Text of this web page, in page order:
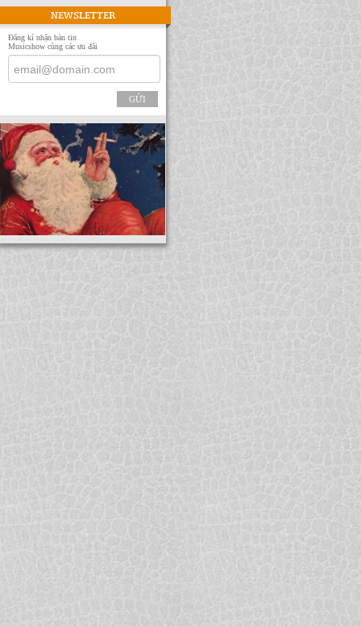
NEWSLETTER
Đăng kí nhận bản tin
Musicshow cùng các ưu đãi
GỬI